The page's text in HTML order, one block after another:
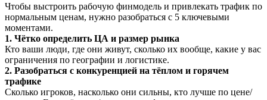
Чтобы выстроить рабочую финмодель и привлекать трафик по
нормальным ценам, нужно разобраться с 5 ключевыми
моментами.
1. Чётко определить ЦА и размер рынка
Кто ваши люди, где они живут, сколько их вообще, какие у вас
ограничения по географии и логистике.
2. Разобраться с конкуренцией на тёплом и горячем
трафике
Сколько игроков, насколько они сильны, кто лучше по цене/